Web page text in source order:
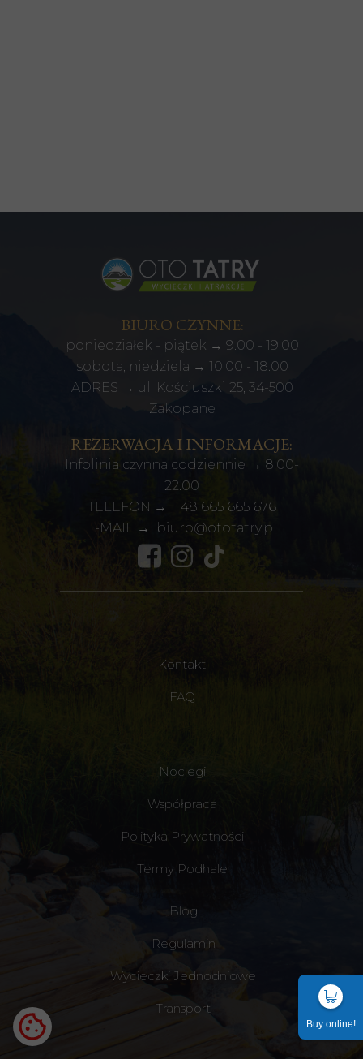
Kontakt
FAQ
Noclegi
Współpraca
Polityka Prywatności
Termy Podhale
BIURO CZYNNE:
poniedziałek - piątek → 9.00 - 19.00
sobota, niedziela → 10.00 - 18.00
ADRES → ul. Kościuszki 25, 34-500
Zakopane
REZERWACJA I INFORMACJE:
Infolinia czynna codziennie → 8.00-
22.00
TELEFON → +48 665 665 676
E-MAIL →
biuro@ototatry.pl
Blog
Regulamin
Wycieczki Jednodniowe
Transport
Buy online!